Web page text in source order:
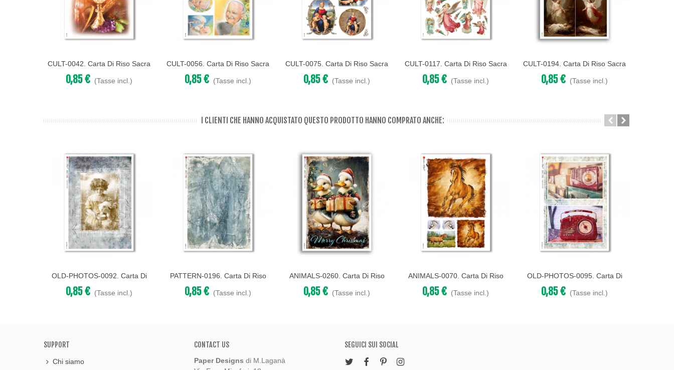
Acquista
CULT-0042. Carta Di Riso Sacra
Per Decoupage.
0,85 € (Tasse incl.)
Acquista
CULT-0056. Carta Di Riso Sacra
Per Decoupage.
0,85 € (Tasse incl.)
Acquista
CULT-0075. Carta Di Riso Sacra
Per Decoupage.
0,85 € (Tasse incl.)
Acquista
CULT-0117. Carta Di Riso Sacra
Per Decoupage.
0,85 € (Tasse incl.)
Acquista
CULT-0194. Carta Di Riso Sacra
Per Decoupage.
0,85 € (Tasse incl.)
I CLIENTI CHE HANNO ACQUISTATO QUESTO PRODOTTO HANNO COMPRATO ANCHE:
Acquista
OLD-PHOTOS-0092. Carta Di
Riso Vittoriana Per Decoupage.
0,85 € (Tasse incl.)
Acquista
PATTERN-0196. Carta Di Riso
Texture Per Decoupage.
0,85 € (Tasse incl.)
Acquista
ANIMALS-0260. Carta Di Riso
Animali Per Decoupage.
0,85 € (Tasse incl.)
Acquista
ANIMALS-0070. Carta Di Riso
Animali Per Decoupage.
0,85 € (Tasse incl.)
Acquista
OLD-PHOTOS-0095. Carta Di
Riso Vittoriana Per Decoupage.
0,85 € (Tasse incl.)
SUPPORT
Chi siamo
CONTACT US
Paper Designs di M.Laganà
SEGUICI SUI SOCIAL